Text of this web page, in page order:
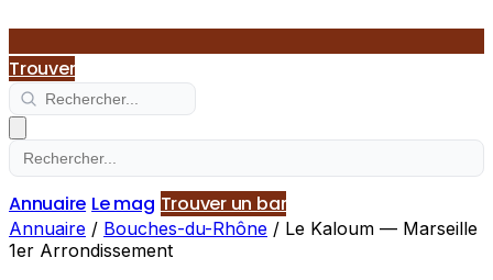
Trouver
Annuaire Le mag Trouver un bar
Annuaire / Bouches-du-Rhône / Le Kaloum — Marseille
1er Arrondissement